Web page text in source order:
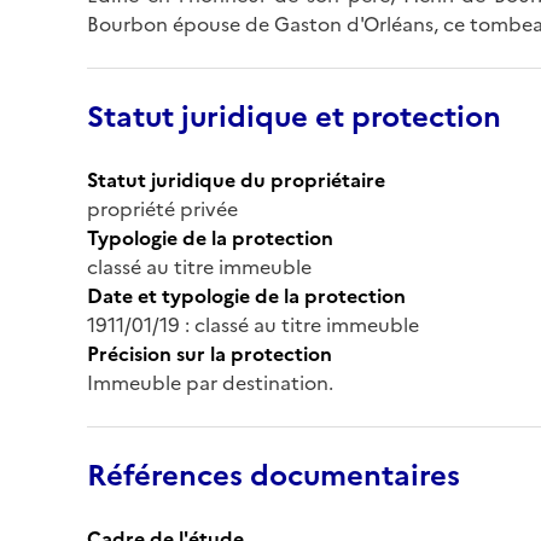
Bourbon épouse de Gaston d'Orléans, ce
Statut juridique et protection
Statut juridique du propriétaire
propriété privée
Typologie de la protection
classé au titre immeuble
Date et typologie de la protection
1911/01/19 : classé au titre immeuble
Précision sur la protection
Immeuble par destination.
Références documentaires